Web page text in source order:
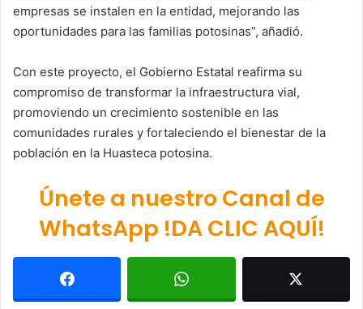
empresas se instalen en la entidad, mejorando las
oportunidades para las familias potosinas”, añadió.
Con este proyecto, el Gobierno Estatal reafirma su
compromiso de transformar la infraestructura vial,
promoviendo un crecimiento sostenible en las
comunidades rurales y fortaleciendo el bienestar de la
población en la Huasteca potosina.
Únete a nuestro Canal de
WhatsApp !DA CLIC AQUÍ!